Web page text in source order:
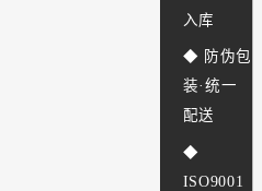
入库
◆ 防伪包
装·统一
配送
◆
ISO9001